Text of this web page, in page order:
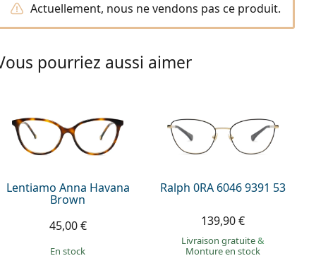
Actuellement, nous ne vendons pas ce produit.
pourriez aussi aimer
Lentiamo Anna Havana
Brown
45,00 €
en stock
Ralph 0RA 6046 9391 53
139,90 €
Livraison gratuite&
Monture en stock